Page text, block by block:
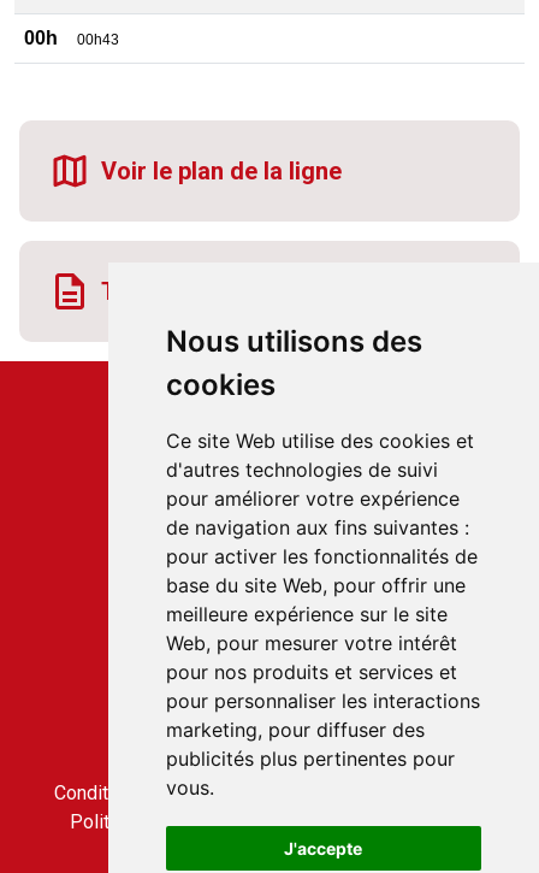
Nous utilisons des
cookies
Ce site Web utilise des cookies et
d'autres technologies de suivi
pour améliorer votre expérience
de navigation aux fins suivantes :
pour activer les fonctionnalités de
base du site Web, pour offrir une
meilleure expérience sur le site
Web, pour mesurer votre intérêt
pour nos produits et services et
pour personnaliser les interactions
marketing, pour diffuser des
publicités plus pertinentes pour
vous.
J'accepte
00h 00h43
Voir le plan de la ligne
Télécharger la fiche horaire
Service client
22 rue du Gabian
98000 MONACO
T.+377 97 70 22 22
Accès rapides
Nous contacter
Conditions générales de vente
Condition générale d'utilisation
Conditions générales de vente du service CLICBUS
Politique de confidentialité du service CLICBUS